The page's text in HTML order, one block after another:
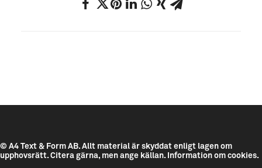
© A4 Text & Form AB. Allt material är skyddat enligt lagen om
upphovsrätt. Citera gärna, men ange källan. Information om cookies.